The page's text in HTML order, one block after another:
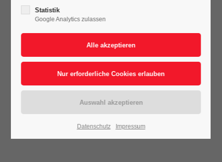
Statistik
Google Analytics zulassen
Datenschutz Impressum